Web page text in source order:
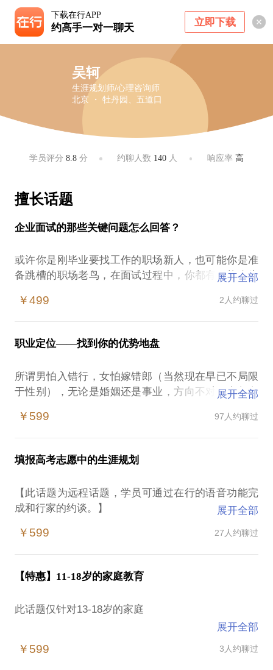
下载在行APP
约高手一对一聊天 立即下载
吴轲
生涯规划师/心理咨询师
北京 ・ 牡丹园、五道口
学员评分8.8 分 约聊人数 140 人 响应率 高
擅长话题
企业面试的那些关键问题怎么回答？
或许你是刚毕业要找工作的职场新人，也可能你是准
备跳槽的职场老鸟，在面试过程中，你都有可能会为
HR在面试中到底要考察什么？
薪资问题怎么聊？
“自己的优势”实在是找不到啊，问到“劣势”的时候怎么
“为什么要来本单位”我该怎么回答？
“三到五年的职业规划”没想过怎么办？
这些问题都是面试中常见而又关键的问题。针对你的
展开全部
￥499 2人约聊过
职业定位——找到你的优势地盘
所谓男怕入错行，女怕嫁错郎（当然现在早已不局限
于性别），无论是婚姻还是事业，方向不对，十年白
时间和精力至少有一半被浪费掉了，但问题是，我不
很多人都不清楚自己真正想做什么、能够做什么，工
作上的努力往往是追求理想的工资，但这样的结果往
如果你是一位求职者，如果你准备去见一个可能支持
自己的贵人，那么首先问问自己：
我能让对方快速明白我的需求吗？
在校生、职场新人容易遇到的问题：
光？
即将要走入职场，我该怎么选择形形色色的职业？
在就业问题上，父母与我的意见有矛盾，我应该怎么
办？
展开全部
￥599 97人约聊过
填报高考志愿中的生涯规划
【此话题为远程话题，学员可通过在行的语音功能完
成和行家的约谈。】
影响了之后考生四年的学习生活进而决定了其进入职
虽然“三分成绩，七分志愿”的说法有些过了，但是志
愿填报确实是在拿着高考的成绩进行一次重要的人生
如何平衡分数、学校、专业、天赋、性格、费用、生
活状态、就业环境，考生与家长必须认真对待。
展开全部
￥599 27人约聊过
【特惠】11-18岁的家庭教育
此话题仅针对13-18岁的家庭
展开全部
￥599 3人约聊过